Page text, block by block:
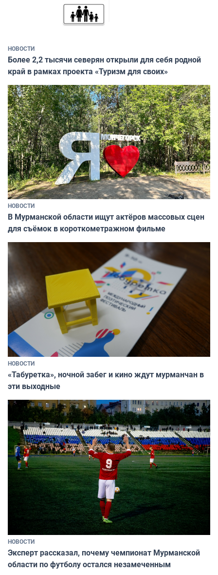
НОВОСТИ
Более 2,2 тысячи северян открыли для себя родной
край в рамках проекта «Туризм для своих»
НОВОСТИ
В Мурманской области ищут актёров массовых сцен
для съёмок в короткометражном фильме
НОВОСТИ
«Табуретка», ночной забег и кино ждут мурманчан в
эти выходные
НОВОСТИ
Эксперт рассказал, почему чемпионат Мурманской
области по футболу остался незамеченным